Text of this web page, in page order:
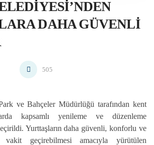
DAHA GÜVENLI
505
ve Bahçeler Müdürlüğü tarafından kent
kapsamlı yenileme ve düzenleme
Yurttaşların daha güvenli, konforlu ve
vakit geçirebilmesi amacıyla yürütülen